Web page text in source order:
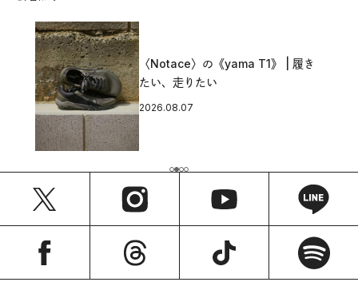
〈Notace〉の《yama T1》 | 履き
たい、走りたい
2026.08.07